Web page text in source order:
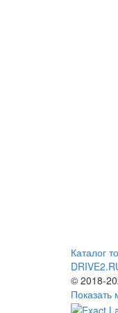
Каталог
© 2018-
Показать